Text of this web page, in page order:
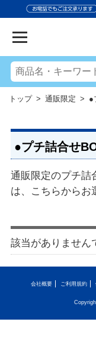
トップ> 通販限定 > ●
●プチ詰合せ
通販限定のプチ詰
は、こちらからお
該当がありません
会社概要 ご利用規約